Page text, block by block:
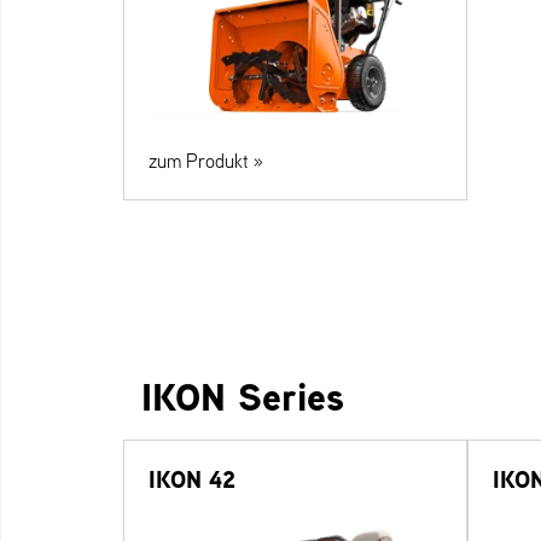
zum Produkt »
IKON Series
IKON 42